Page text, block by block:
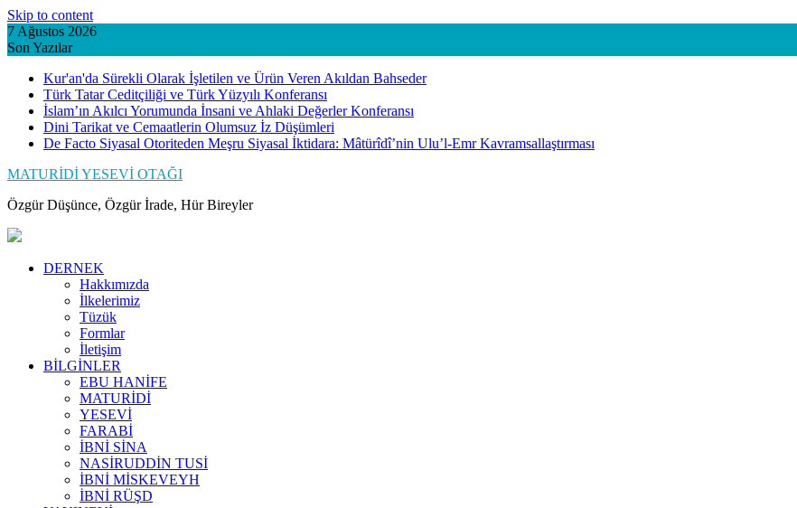
Skip to content
7 Ağustos 2026
Son Yazılar
Kur'an'da Sürekli Olarak İşletilen ve Ürün Veren Akıldan Bahseder
Türk Tatar Ceditçiliği ve Türk Yüzyılı Konferansı
İslam’ın Akılcı Yorumunda İnsani ve Ahlaki Değerler Konferansı
Dini Tarikat ve Cemaatlerin Olumsuz İz Düşümleri
De Facto Siyasal Otoriteden Meşru Siyasal İktidara: Mâtürîdî’nin Ulu’l-Emr Kavramsallaştırması
MATURİDİ YESEVİ OTAĞI
Özgür Düşünce, Özgür İrade, Hür Bireyler
DERNEK
Hakkımızda
İlkelerimiz
Tüzük
Formlar
İletişim
BİLGİNLER
EBU HANİFE
MATURİDİ
YESEVİ
FARABİ
İBNİ SİNA
NASİRUDDİN TUSİ
İBNİ MİSKEVEYH
İBNİ RÜŞD